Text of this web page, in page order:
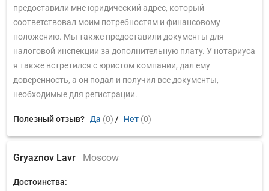
Полезный отзыв? Да (0) / Нет (0)
предоставили мне юридический адрес, который
соответствовал моим потребностям и финансовому
положению. Мы также предоставили документы для
налоговой инспекции за дополнительную плату. У нотариуса
я также встретился с юристом компании, дал ему
доверенность, а он подал и получил все документы,
необходимые для регистрации.
Gryaznov Lavr Moscow
Достоинства: